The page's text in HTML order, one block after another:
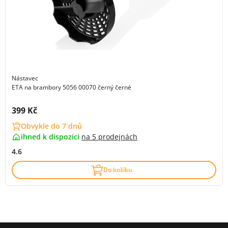
Nástavec
ETA na brambory 5056 00070 černý černé
Cena s DPH:
399 Kč
Obvykle do 7 dnů
ihned k dispozici na 5 prodejnách
4.6
Do košíku